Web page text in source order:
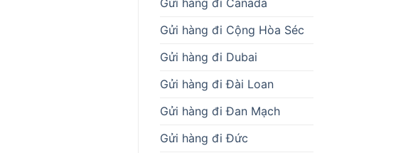
Gửi hàng đi Cộng Hòa Séc
Gửi hàng đi Dubai
Gửi hàng đi Đài Loan
Gửi hàng đi Đan Mạch
Gửi hàng đi Đức